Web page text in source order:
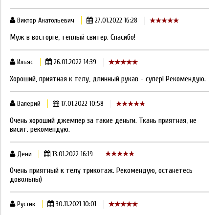
Виктор Анатольевич 27.01.2022 16:28
Муж в восторге, теплый свитер. Спасибо!
Ильяс 26.01.2022 14:39
Хороший, приятная к телу, длинный рукав - супер! Рекомендую.
Валерий 17.01.2022 10:58
Очень хороший джемпер за такие деньги. Ткань приятная, не
висит. рекомендую.
Дени 13.01.2022 16:19
Очень приятный к телу трикотаж. Рекомендую, останетесь
довольны)
Рустик 30.11.2021 10:01